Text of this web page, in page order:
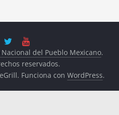
Nacional del Pueblo Mexicano.
reservados.
Funciona conWordPress.